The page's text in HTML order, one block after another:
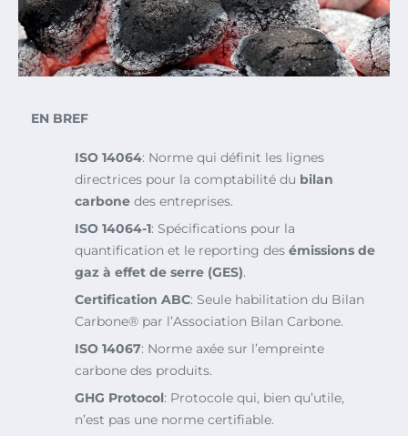
EN BREF
ISO 14064: Norme qui définit les lignes
directrices pour la comptabilité du bilan
carbone des entreprises.
ISO 14064-1: Spécifications pour la
quantification et le reporting des émissions de
gaz à effet de serre (GES).
Certification ABC: Seule habilitation du Bilan
Carbone® par l’Association Bilan Carbone.
ISO 14067: Norme axée sur l’empreinte
carbone des produits.
GHG Protocol: Protocole qui, bien qu’utile,
n’est pas une norme certifiable.